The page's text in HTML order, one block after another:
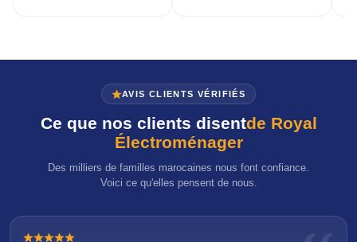
AVIS CLIENTS VÉRIFIÉS
Ce que nos clients disentde Royal
Électroménager
Des milliers de familles marocaines nous font confiance.
Voici ce qu'elles pensent de nous.